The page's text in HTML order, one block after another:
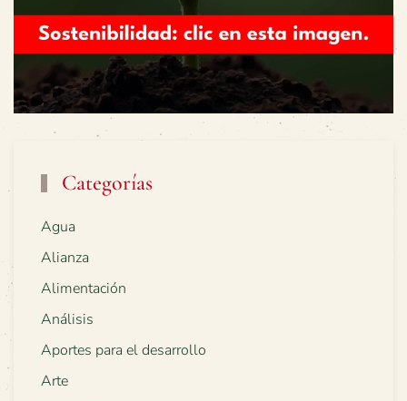
Categorías
Agua
Alianza
Alimentación
Análisis
Aportes para el desarrollo
Arte